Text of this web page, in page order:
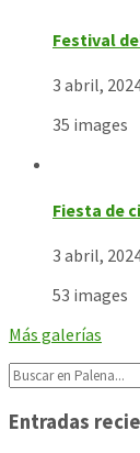
Festival
3 abril,
35 images
Fiesta de
3 abril,
53 images
Más galerías
Search:
Entradas